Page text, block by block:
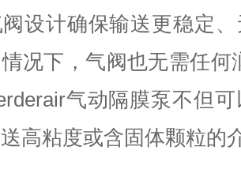
设计确保输送更稳定
况下，气阀也无需任
气动隔膜泵不但
高粘度或含固体颗粒的